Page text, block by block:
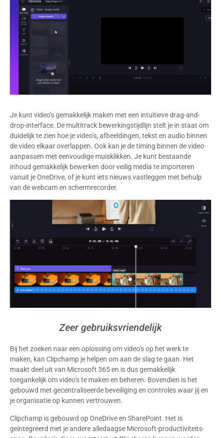
Je kunt video’s gemakkelijk maken met een intuïtieve drag-and-
drop-interface. De multitrack bewerkingstijdlijn stelt je in staat om
duidelijk te zien hoe je video’s, afbeeldingen, tekst en audio binnen
de video elkaar overlappen. Ook kan je de timing binnen de video
aanpassen met eenvoudige muisklikken. Je kunt bestaande
inhoud gemakkelijk bewerken door veilig media te importeren
vanuit je OneDrive, of je kunt iets nieuws vastleggen met behulp
van de webcam en schermrecorder.
Zeer gebruiksvriendelijk
Bij het zoeken naar een oplossing om video’s op het werk te
maken, kan Clipchamp je helpen om aan de slag te gaan. Het
maakt deel uit van Microsoft 365 en is dus gemakkelijk
toegankelijk om video’s te maken en beheren. Bovendien is het
gebouwd met gecentraliseerde beveiliging en controles waar jij en
je organisatie op kunnen vertrouwen.
Clipchamp is gebouwd op OneDrive en SharePoint. Het is
geïntegreerd met je andere alledaagse Microsoft-productiviteits-